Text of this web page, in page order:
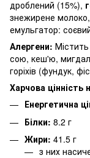
дроблений (15%),
знежирене
емульгатор:
Алергени: Містить
сою, кеш'ю,
горіхів (фундук,
Харчова цінність
Енергетична
Білки: 8.2 г
Жири: 41.5 г
з них